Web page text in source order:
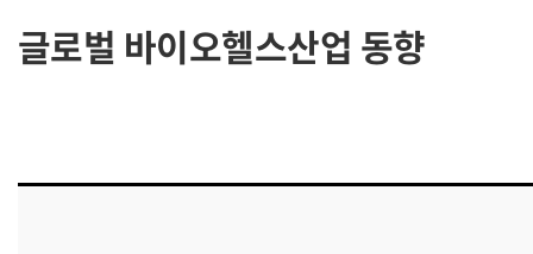
간
행글로벌 바이오헬스산업 동향